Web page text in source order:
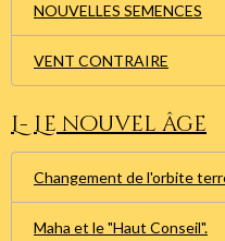
NOUVELLES SEMENCES
VENT CONTRAIRE
L- Le nouvel âge
Changement de l'orbite
Maha et le "Haut Conseil".